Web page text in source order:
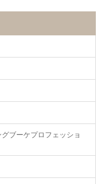
ブーケプロフェッショ